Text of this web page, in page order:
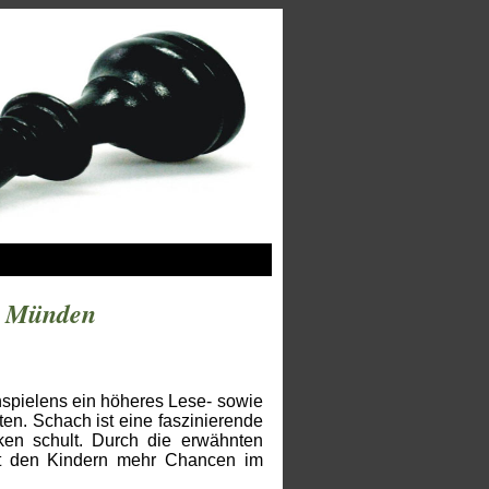
ein höheres Lese- sowie
Schach ist eine faszinierende
schult. Durch die erwähnten
den Kindern mehr Chancen im